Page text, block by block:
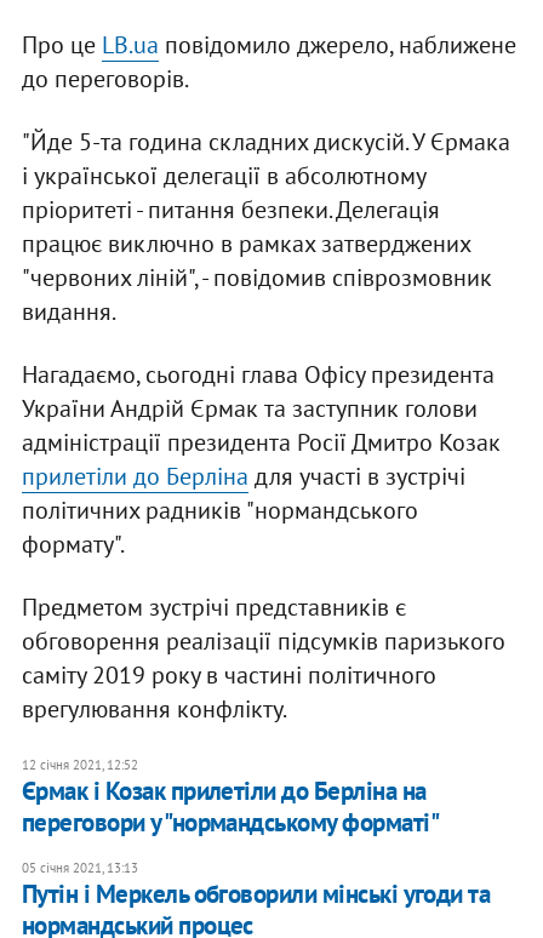
Про це LB.ua повідомило джерело, наближене
до переговорів.
"Йде 5-та година складних дискусій. У Єрмака
і української делегації в абсолютному
пріоритеті - питання безпеки. Делегація
працює виключно в рамках затверджених
"червоних ліній", - повідомив співрозмовник
видання.
Нагадаємо, сьогодні глава Офісу президента
України Андрій Єрмак та заступник голови
адміністрації президента Росії Дмитро Козак
прилетіли до Берліна для участі в зустрічі
політичних радників "нормандського
формату".
Предметом зустрічі представників є
обговорення реалізації підсумків паризького
саміту 2019 року в частині політичного
врегулювання конфлікту.
12 січня 2021, 12:52
Єрмак і Козак прилетіли до Берліна на
переговори у "нормандському форматі"
05 січня 2021, 13:13
Путін і Меркель обговорили мінські угоди та
нормандський процес